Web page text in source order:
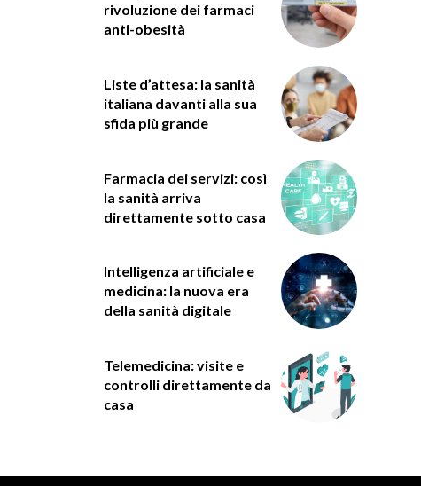
rivoluzione dei farmaci
anti-obesità
Liste d’attesa: la sanità
italiana davanti alla sua
sfida più grande
Farmacia dei servizi: così
la sanità arriva
direttamente sotto casa
Intelligenza artificiale e
medicina: la nuova era
della sanità digitale
Telemedicina: visite e
controlli direttamente da
casa